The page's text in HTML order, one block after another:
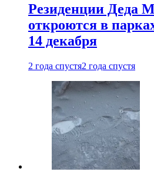
Резиденции Деда
откроются в
14 декабря
2 года спустя2 года спустя